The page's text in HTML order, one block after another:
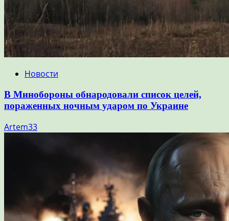
Новости
В Минобороны обнародовали список целей,
пораженных ночным ударом по Украине
Artem33